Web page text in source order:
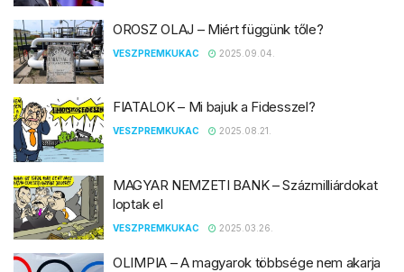
OROSZ OLAJ – Miért függünk tőle?
VESZPREMKUKAC 2025.09.04.
FIATALOK – Mi bajuk a Fidesszel?
VESZPREMKUKAC 2025.08.21.
MAGYAR NEMZETI BANK – Százmilliárdokat
loptak el
VESZPREMKUKAC 2025.03.26.
OLIMPIA – A magyarok többsége nem akarja